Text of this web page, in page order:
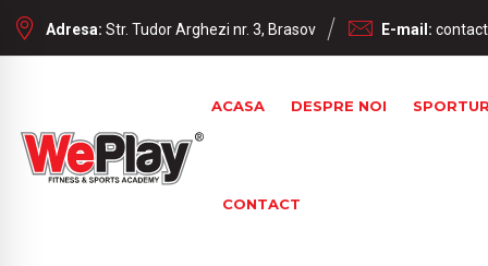
Adresa: Str. Tudor Arghezi nr. 3, Brasov E-mail:
ACASA DESPRE NOI
CONTACT